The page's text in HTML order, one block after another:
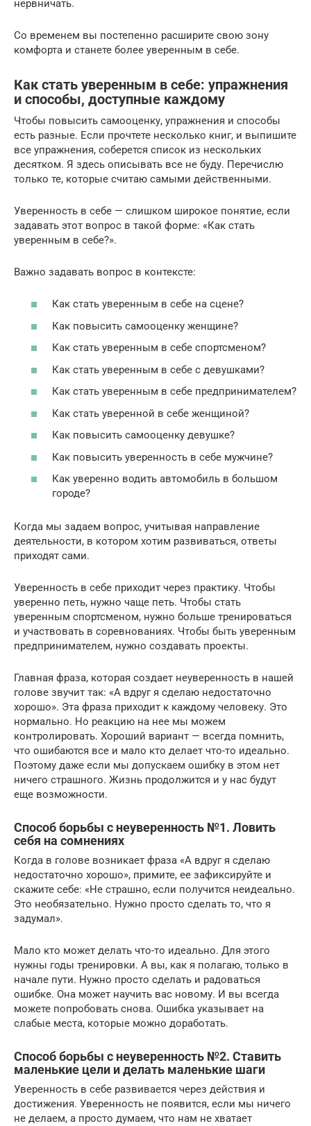
нервничать.
Со временем вы постепенно расширите свою зону
комфорта и станете более уверенным в себе.
Как стать уверенным в себе: упражнения
и способы, доступные каждому
Чтобы повысить самооценку, упражнения и способы
есть разные. Если прочтете несколько книг, и выпишите
все упражнения, соберется список из нескольких
десятком. Я здесь описывать все не буду. Перечислю
только те, которые считаю самыми действенными.
Уверенность в себе — слишком широкое понятие, если
задавать этот вопрос в такой форме: «Как стать
уверенным в себе?».
Важно задавать вопрос в контексте:
Как стать уверенным в себе на сцене?
Как повысить самооценку женщине?
Как стать уверенным в себе спортсменом?
Как стать уверенным в себе с девушками?
Как стать уверенным в себе предпринимателем?
Как стать уверенной в себе женщиной?
Как повысить самооценку девушке?
Как повысить уверенность в себе мужчине?
Как уверенно водить автомобиль в большом
городе?
Когда мы задаем вопрос, учитывая направление
деятельности, в котором хотим развиваться, ответы
приходят сами.
Уверенность в себе приходит через практику. Чтобы
уверенно петь, нужно чаще петь. Чтобы стать
уверенным спортсменом, нужно больше тренироваться
и участвовать в соревнованиях. Чтобы быть уверенным
предпринимателем, нужно создавать проекты.
Главная фраза, которая создает неуверенность в нашей
голове звучит так: «А вдруг я сделаю недостаточно
хорошо». Эта фраза приходит к каждому человеку. Это
нормально. Но реакцию на нее мы можем
контролировать. Хороший вариант — всегда помнить,
что ошибаются все и мало кто делает что-то идеально.
Поэтому даже если мы допускаем ошибку в этом нет
ничего страшного. Жизнь продолжится и у нас будут
еще возможности.
Способ борьбы с неуверенность №1. Ловить
себя на сомнениях
Когда в голове возникает фраза «А вдруг я сделаю
недостаточно хорошо», примите, ее зафиксируйте и
скажите себе: «Не страшно, если получится неидеально.
Это необязательно. Нужно просто сделать то, что я
задумал».
Мало кто может делать что-то идеально. Для этого
нужны годы тренировки. А вы, как я полагаю, только в
начале пути. Нужно просто сделать и радоваться
ошибке. Она может научить вас новому. И вы всегда
можете попробовать снова. Ошибка указывает на
слабые места, которые можно доработать.
Способ борьбы с неуверенность №2. Ставить
маленькие цели и делать маленькие шаги
Уверенность в себе развивается через действия и
достижения. Уверенность не появится, если мы ничего
не делаем, а просто думаем, что нам не хватает